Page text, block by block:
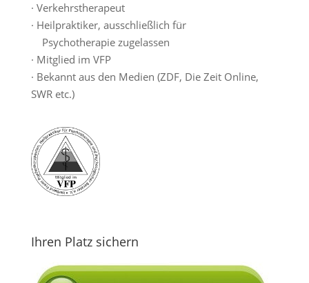
· Verkehrstherapeut
· Heilpraktiker, ausschließlich für
Psychotherapie zugelassen
· Mitglied im VFP
· Bekannt aus den Medien (ZDF, Die Zeit Online,
SWR etc.)
Ihren Platz sichern